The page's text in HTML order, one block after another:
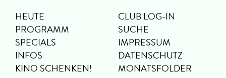
HEUTE
PROGRAMM
SPECIALS
INFOS
KINO SCHENKEN!
CLUB LOG-IN
SUCHE
IMPRESSUM
DATENSCHUTZ
MONATSFOLDER